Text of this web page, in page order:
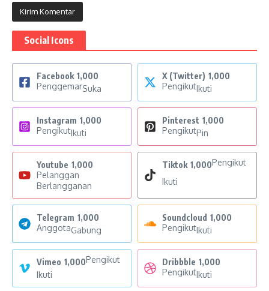
Social Icons
Facebook 1,000
PenggemarSuka
X (Twitter) 1,000
PengikutIkuti
Instagram 1,000
PengikutIkuti
Pinterest 1,000
PengikutPin
Youtube 1,000
Pelanggan
Berlangganan
Tiktok 1,000Pengikut
Ikuti
Telegram 1,000
AnggotaGabung
Soundcloud 1,000
PengikutIkuti
Vimeo 1,000Pengikut
Ikuti
Dribbble 1,000
PengikutIkuti